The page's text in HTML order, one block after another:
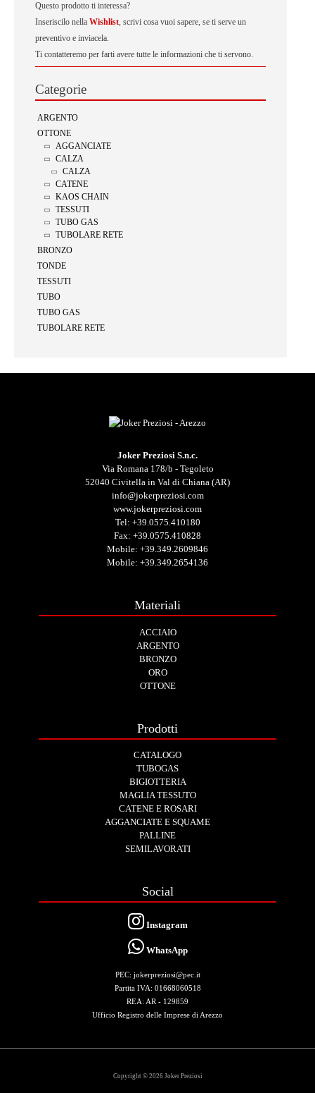
Questo prodotto ti interessa?
Inseriscilo nella Wishlist, scrivi cosa vuoi sapere, se ti serve un
preventivo e inviacela.
Ti contatteremo per farti avere tutte le informazioni che ti servono.
Categorie
ARGENTO
OTTONE
AGGANCIATE
CALZA
CALZA
CATENE
KAOS CHAIN
TESSUTI
TUBO GAS
TUBOLARE RETE
BRONZO
TONDE
TESSUTI
TUBO
TUBO GAS
TUBOLARE RETE
Joker Preziosi S.n.c.
Via Romana 178/b - Tegoleto
52040 Civitella in Val di Chiana (AR)
info@jokerpreziosi.com
www.jokerpreziosi.com
Tel: +39.0575.410180
Fax: +39.0575.410828
Mobile: +39.349.2609846
Mobile: +39.349.2654136
Materiali
ACCIAIO
ARGENTO
BRONZO
ORO
OTTONE
Prodotti
CATALOGO
TUBOGAS
BIGIOTTERIA
MAGLIA TESSUTO
CATENE E ROSARI
AGGANCIATE E SQUAME
PALLINE
SEMILAVORATI
Social
Instagram
WhatsApp
PEC: jokerpreziosi@pec.it
Partita IVA: 01668060518
REA: AR - 129859
Ufficio Registro delle Imprese di Arezzo
Copyright © 2026 Joker Preziosi